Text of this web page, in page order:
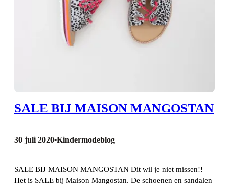
SALE BIJ MAISON MANGOSTAN
30 juli 2020•Kindermodeblog
SALE BIJ MAISON MANGOSTAN Dit wil je niet missen!!
Het is SALE bij Maison Mangostan. De schoenen en sandalen